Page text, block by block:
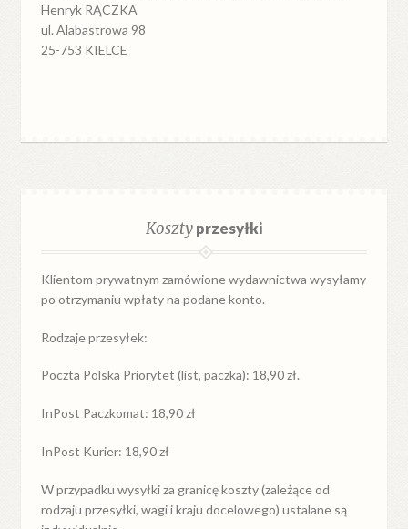
Henryk RĄCZKA
ul. Alabastrowa 98
25-753 KIELCE
Kosztyprzesyłki
Klientom prywatnym zamówione wydawnictwa wysyłamy
po otrzymaniu wpłaty na podane konto.
Rodzaje przesyłek:
Poczta Polska Priorytet (list, paczka): 18,90 zł.
InPost Paczkomat: 18,90 zł
InPost Kurier: 18,90 zł
W przypadkuwysyłkiza granicękoszty (zależące od
rodzaju przesyłki, wagi i kraju docelowego) ustalane są